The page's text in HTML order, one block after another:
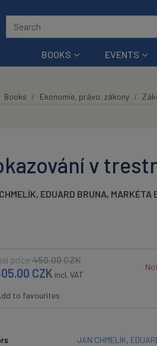
BOOKS EVENTS
Books Ekonomie, právo, zákony
v
, EDUARD BRUNA, MARKÉTA
price 450.00CZK
CZK incl. VAT
to favourites
JAN CHMELÍK,